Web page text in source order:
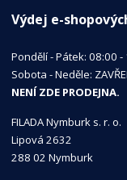
Výdej e-
Pondělí - Pátek: 08:00 -
Sobota - Neděle:
NENÍ ZDE PRODEJNA.
FILADA Nymburk s. r. o.
Lipová 2632
288 02 Nymburk